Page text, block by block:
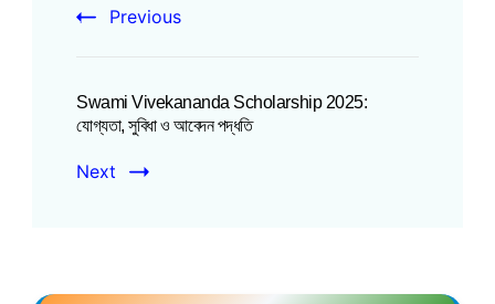
Previous
Swami Vivekananda Scholarship 2025:
যোগ্যতা, সুবিধা ও আবেদন পদ্ধতি
Next